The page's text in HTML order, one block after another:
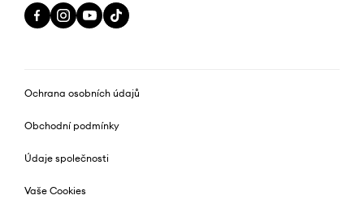
Ochrana osobních údajů
Obchodní podmínky
Údaje společnosti
Vaše Cookies